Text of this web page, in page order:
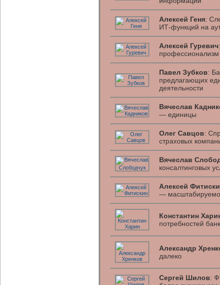
Алексей Геня:
ИТ-функций на
Алексей Гуревич
профессионализм
Павел Зубков:
предлагающих
деятельности
Вячеслав
— единицы
Олег Савцов:
страховых
Вячеслав
консалтинговых
Алексей
—
Константин
потребностей
Александр
далеко
Сергей Шилов: